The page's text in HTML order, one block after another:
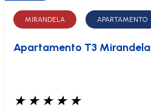
MIRANDELA APARTAMENTO
Apartamento T3 Mirandela
★ ★ ★ ★ ★